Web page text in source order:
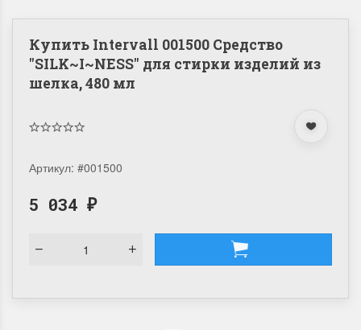
Купить Intervall 001500 Средство
"SILK~I~NESS" для стирки изделий из
шелка, 480 мл
Артикул: #001500
5 034 ₽